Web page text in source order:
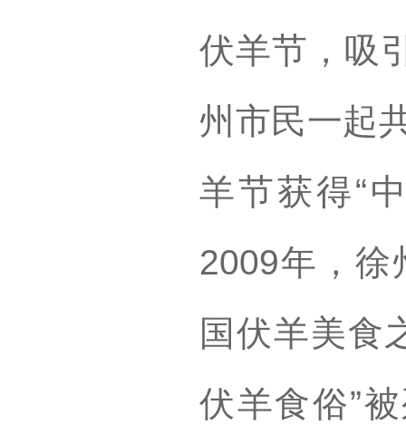
伏羊节，吸
州市民一起
羊节获得“
2009年，徐
国伏羊美食
伏羊食俗”